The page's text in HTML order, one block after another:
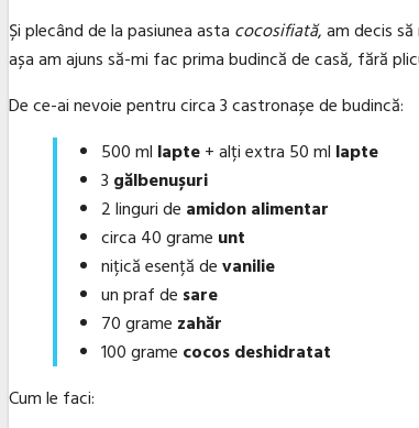
Și plecând de la pasiunea asta cocosifiată, am decis
așa am ajuns să-mi fac prima budincă de casă, fără
De ce-ai nevoie pentru circa 3 castronașe de budincă:
500 ml lapte+ alți extra 50 ml lapte
3 gălbenușuri
2 linguri de amidon alimentar
circa 40 grame unt
nițică esență devanilie
un praf de sare
70 grame zahăr
100 grame cocos deshidratat
Cum le faci: